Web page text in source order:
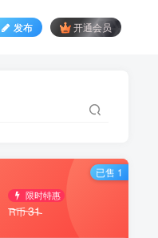
发布 开通会员
限时特惠
R币31
已售 1